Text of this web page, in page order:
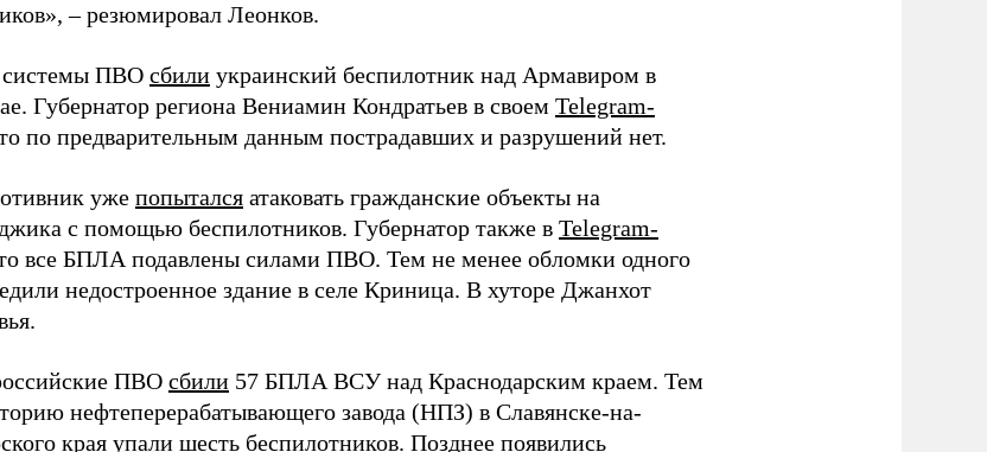
– резюмировал Леонков.
системы ПВО сбили украинский беспилотник над Армавиром в
Губернатор региона Вениамин Кондратьев в своем Telegram-
по предварительным данным пострадавших и разрушений нет.
уже попытался атаковать гражданские объекты на
с помощью беспилотников. Губернатор также в Telegram-
все БПЛА подавлены силами ПВО. Тем не менее обломки одного
недостроенное здание в селе Криница. В хуторе Джанхот
ПВО сбили 57 БПЛА ВСУ над Краснодарским краем. Тем
нефтеперерабатывающего завода (НПЗ) в Славянске-на-
края упали шесть беспилотников. Позднее появились